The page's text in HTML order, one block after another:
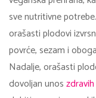
sve nutritivne
orašasti plodovi
povrće, sezam i
Nadalje, orašasti
dovoljan unos